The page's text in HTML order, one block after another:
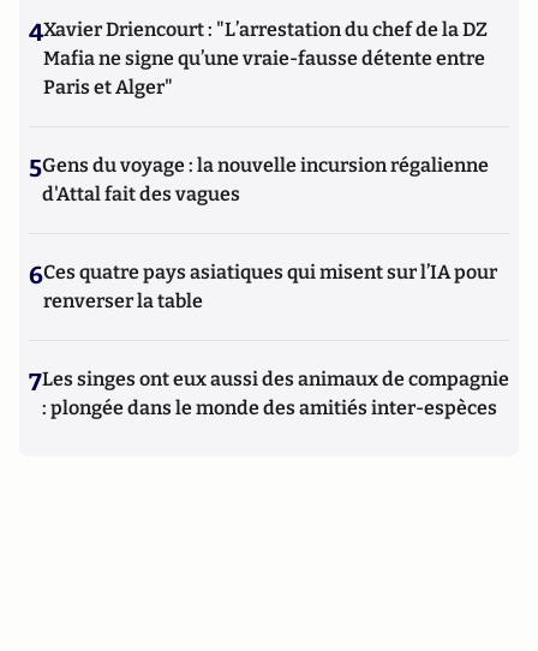
4Xavier Driencourt : "L’arrestation du chef de la DZ
Mafia ne signe qu’une vraie-fausse détente entre
Paris et Alger"
5Gens du voyage : la nouvelle incursion régalienne
d'Attal fait des vagues
6Ces quatre pays asiatiques qui misent sur l’IA pour
renverser la table
7Les singes ont eux aussi des animaux de compagnie
: plongée dans le monde des amitiés inter-espèces